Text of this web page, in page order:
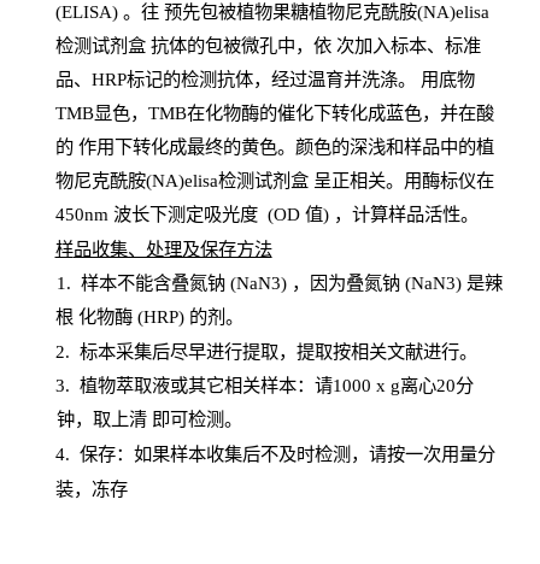
(ELISA) 。往 预先包被植物果糖植物尼克酰胺(NA)elisa
检测试剂盒抗体的包被微孔中，依 次加入标本、标准
品、 HRP标记的检测抗体，经过温育并洗涤。
用底物
TMB显色， TMB在化物酶的催化下转化成蓝色，并在酸
的 作用下转化成最终的黄色。颜色的深浅和样品中的植
物尼克酰胺(NA)elisa检测试剂盒呈正相关。用酶标仪在
450nm 波长下测定吸光度 (OD 值) ，计算样品活性。
样品收集、处理及保存方法
1 . 样本不能含叠氮钠(NaN3) ，因为叠氮钠 (NaN3) 是辣
根 化物酶(HRP) 的剂。
2. 标本采集后尽早进行提取，提取按相关文献进行。
3. 植物萃取液或其它相关样本：请1000 x g离心20分
钟，取上清 即可检测。
4. 保存：如果样本收集后不及时检测，请按一次用量分
装，冻存